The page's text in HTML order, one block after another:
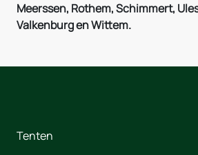
Meerssen, Rothem, Schimmert,
Valkenburg en Wittem.
Tenten